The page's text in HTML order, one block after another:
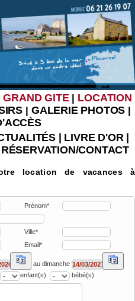
GRAND GITE| LOCATION
| GALERIE PHOTOS |
| LIVRE D'OR|
RÉSERVATION/CONTACT
location de vacances à
Prénom*
Ville*
Email*
au dimanche
enfant(s) bébé(s)